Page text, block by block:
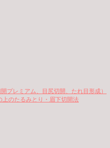
プレミアム、目尻切開、たれ目形成）
のたるみとり・眉下切開法